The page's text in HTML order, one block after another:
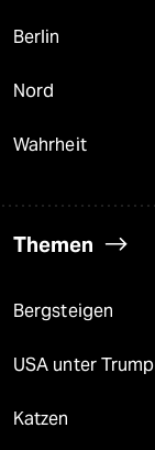
Berlin
Nord
Wahrheit
Themen
Bergsteigen
USA unter Trump
Katzen